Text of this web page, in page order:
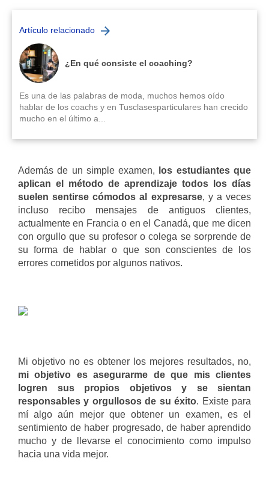
Artículo relacionado
¿En qué consiste el coaching?
Es una de las palabras de moda, muchos hemos oído
hablar de los coachs y en Tusclasesparticulares han crecido
mucho en el último a...
Además de un simple examen,
los estudiantes que
aplican el método de aprendizaje todos los días
suelen sentirse cómodos al expresarse, y a veces
incluso recibo mensajes de antiguos clientes,
actualmente en Francia o en el Canadá, que me dicen
con orgullo que su profesor o colega se sorprende de
su forma de hablar o que son conscientes de los
errores cometidos por algunos nativos.
Mi objetivo no es obtener los mejores resultados, no,
mi objetivo es asegurarme de que mis clientes
logren sus propios objetivos y se sientan
responsables y orgullosos de su éxito. Existe para
mí algo aún mejor que obtener un examen, es el
sentimiento de haber progresado, de haber aprendido
mucho y de llevarse el conocimiento como impulso
hacia una vida mejor.